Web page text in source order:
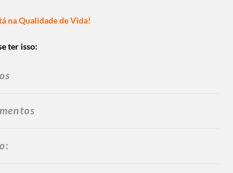
na Qualidade de Vida!
ter isso:
: